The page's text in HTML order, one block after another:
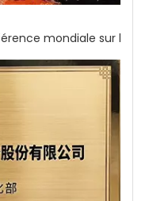
mondiale sur le